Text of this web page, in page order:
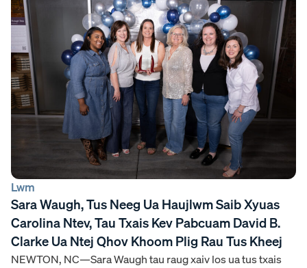
Lwm
Sara Waugh, Tus Neeg Ua Haujlwm Saib Xyuas
Carolina Ntev, Tau Txais Kev Pabcuam David B.
Clarke Ua Ntej Qhov Khoom Plig Rau Tus Kheej
NEWTON, NC—Sara Waugh tau raug xaiv los ua tus txais